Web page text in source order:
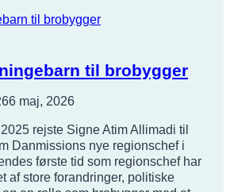
til brobygger
6 maj, 2026
2025 rejste Signe Atim Allimadi til
Danmissions nye regionschef i
første tid som regionschef har
af store forandringer, politiske